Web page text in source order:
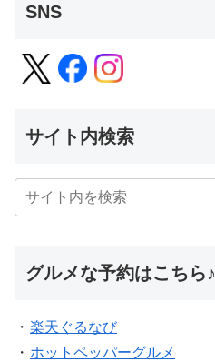
SNS
サイト内検索
グルメな予約はこちら♪
・ 楽天ぐるなび
・ ホットペッパーグルメ